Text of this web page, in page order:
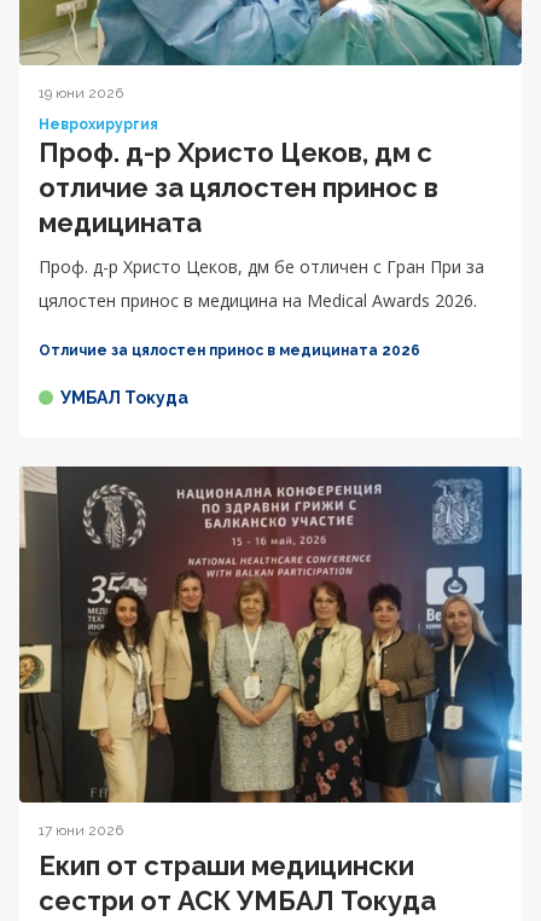
19 юни 2026
Неврохирургия
Проф. д-р Христо Цеков, дм с
отличие за цялостен принос в
медицината
Проф. д-р Христо Цеков, дм бе отличен с Гран При за
цялостен принос в медицина на Medical Awards 2026.
Отличие за цялостен принос в медицината 2026
УМБАЛ Токуда
17 юни 2026
Екип от страши медицински
сестри от АСК УМБАЛ Токуда